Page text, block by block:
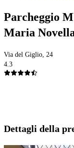
Parcheggio
Maria
Via del Giglio, 24
4.3
Dettagli della